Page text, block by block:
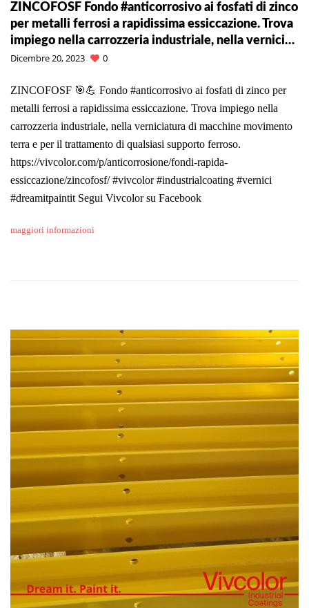
ZINCOFOSF Fondo #anticorrosivo ai fosfati di zinco
per metalli ferrosi a rapidissima essiccazione. Trova
impiego nella carrozzeria industriale, nella vernici…
Dicembre 20, 2023
0
ZINCOFOSF 🎯💪 Fondo #anticorrosivo ai fosfati di zinco per
metalli ferrosi a rapidissima essiccazione. Trova impiego nella
carrozzeria industriale, nella verniciatura di macchine movimento
terra e per il trattamento di qualsiasi supporto ferroso.
https://vivcolor.com/p/anticorrosione/fondi-rapida-
essiccazione/zincofosf/ #vivcolor #industrialcoating #vernici
#dreamitpaintit Segui Vivcolor su Facebook
maggiori informazioni